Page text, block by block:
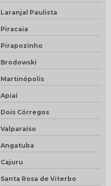
Laranjal Paulista
Piracaia
Pirapozinho
Brodowski
Martinópolis
Apiaí
Dois Córregos
Valparaíso
Angatuba
Cajuru
Santa Rosa de Viterbo